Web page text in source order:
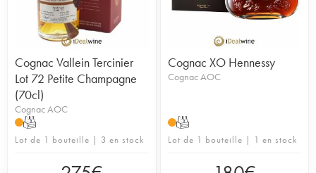
Cognac Vallein Tercinier
Lot 72 Petite Champagne
(70cl)
Cognac AOC
T
Lot de 1 bouteille | 3 en stock
Cognac XO Hennessy
Cognac AOC
T
Lot de 1 bouteille | 1 en stock